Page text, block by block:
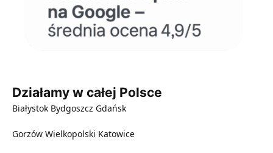
Działamy w całej Polsce
Białystok Bydgoszcz Gdańsk
Gorzów Wielkopolski Katowice